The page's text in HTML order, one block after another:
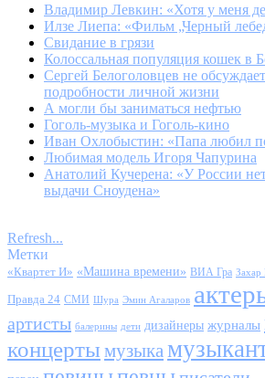
Владимир Левкин: «Хотя у меня
Илзе Лиепа: «Фильм „Черный
Свидание в грязи
Колоссальная популяция кошек в
Сергей Белоголовцев не
подробности личной жизни
А могли бы заниматься нефтью
Гоголь-музыка и Гоголь-кино
Иван Охлобыстин: «Папа любил
Любимая модель Игоря Чапурина
Анатолий Кучерена: «У России
выдачи Сноудена»
Refresh...
Метки
«Квартет И» «Машина времени» ВИА Гра Захар
Правда 24 СМИ Шура Эмин Агаларов
артисты балерины дети дизайнеры журналы
концерты музыка